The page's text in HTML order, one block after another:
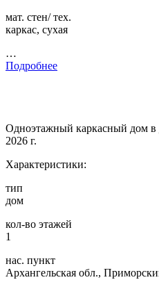
мат. стен/ тех.
каркас, сухая
…
Подробнее
Одноэтажный каркасный дом в
2026 г.
Характеристики:
тип
дом
кол-во этажей
1
нас. пункт
Архангельская обл.,